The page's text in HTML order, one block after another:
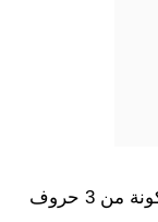
وإليكم أمثلة كلمات بحرف j بالإنجليزي مكونة من 3 حروف